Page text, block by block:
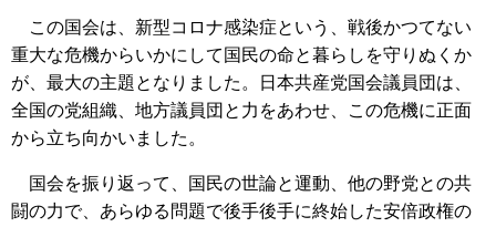
この国会は、新型コロナ感染症という、戦後かつてない
重大な危機からいかにして国民の命と暮らしを守りぬくか
が、最大の主題となりました。日本共産党国会議員団は、
全国の党組織、地方議員団と力をあわせ、この危機に正面
から立ち向かいました。
国会を振り返って、国民の世論と運動、他の野党との共
闘の力で、あらゆる問題で後手後手に終始した安倍政権の